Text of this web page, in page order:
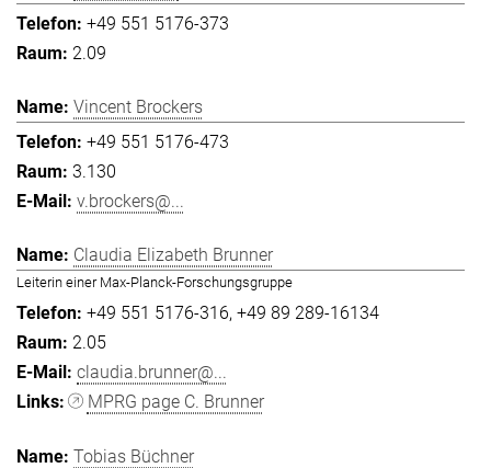
+49 551 5176-373
2.09
Vincent Brockers
+49 551 5176-473
3.130
v.brockers@...
Claudia Elizabeth Brunner
Leiterin einer Max-Planck-Forschungsgruppe
+49 551 5176-316 +49 89 289-16134
2.05
claudia.brunner@...
MPRG page C. Brunner
Tobias Büchner